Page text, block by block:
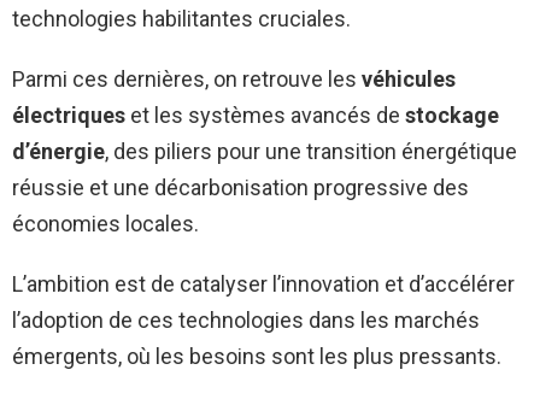
technologies habilitantes cruciales.
Parmi ces dernières, on retrouve les véhicules
électriques et les systèmes avancés de stockage
d’énergie, des piliers pour une transition énergétique
réussie et une décarbonisation progressive des
économies locales.
L’ambition est de catalyser l’innovation et d’accélérer
l’adoption de ces technologies dans les marchés
émergents, où les besoins sont les plus pressants.